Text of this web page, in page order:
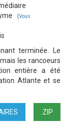
(Vous
terminée. Le
les rancoeurs
entière a été
Atlante et se
.ZIP